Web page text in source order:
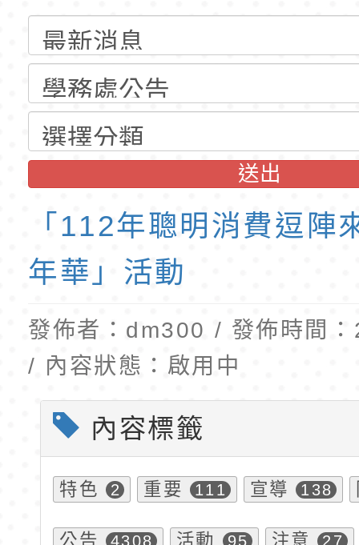
走」動畫影片
員健康講座「吃得安
心」，請退休同仁踴
清華光罩教學專業論
動時代中的好老師：
教師韌性
轉環境部「淨零綠領
程」
轉農業部桃園區農業
「115年食農教育專
訓練課程」，歡迎已
育專業人員資格者報
錄取公告-桃園市桃
民小學115學年度「
理人員」甄選
東門國小115學年度
梯特教代課教師甄選
公告(尚有缺額)
送出
「112年聰明消費逗陣
年華」活動
發佈者：dm300 / 發佈時間
/ 內容狀態：啟用中
內容標籤
特色 2 重要 111 宣導 138
公告 4308 活動 95 注意 27